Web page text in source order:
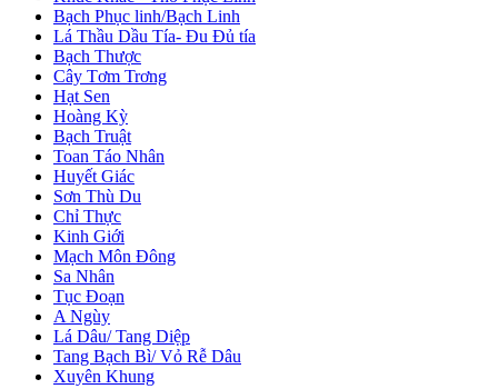
Bạch Phục linh/Bạch Linh
Lá Thầu Dầu Tía- Đu Đủ tía
Bạch Thược
Cây Tơm Trơng
Hạt Sen
Hoàng Kỳ
Bạch Truật
Toan Táo Nhân
Huyết Giác
Sơn Thù Du
Chỉ Thực
Kinh Giới
Mạch Môn Đông
Sa Nhân
Tục Đoạn
A Ngùy
Lá Dâu/ Tang Diệp
Tang Bạch Bì/ Vỏ Rễ Dâu
Xuyên Khung